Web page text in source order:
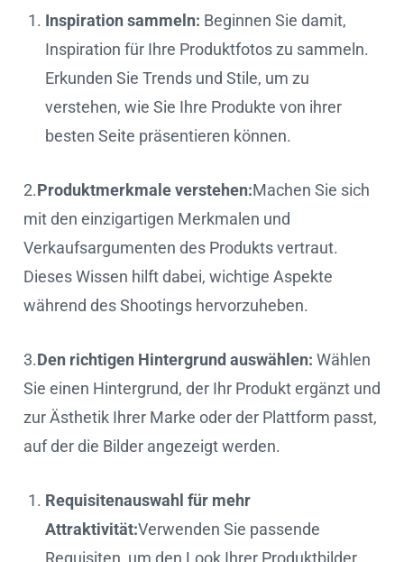
Inspiration sammeln: Beginnen Sie damit,
Inspiration für Ihre Produktfotos zu sammeln.
Erkunden Sie Trends und Stile, um zu
verstehen, wie Sie Ihre Produkte von ihrer
besten Seite präsentieren können.
2.Produktmerkmale verstehen:Machen Sie sich
mit den einzigartigen Merkmalen und
Verkaufsargumenten des Produkts vertraut.
Dieses Wissen hilft dabei, wichtige Aspekte
während des Shootings hervorzuheben.
3.Den richtigen Hintergrund auswählen: Wählen
Sie einen Hintergrund, der Ihr Produkt ergänzt und
zur Ästhetik Ihrer Marke oder der Plattform passt,
auf der die Bilder angezeigt werden.
Requisitenauswahl für mehr
Attraktivität:Verwenden Sie passende
Requisiten, um den Look Ihrer Produktbilder